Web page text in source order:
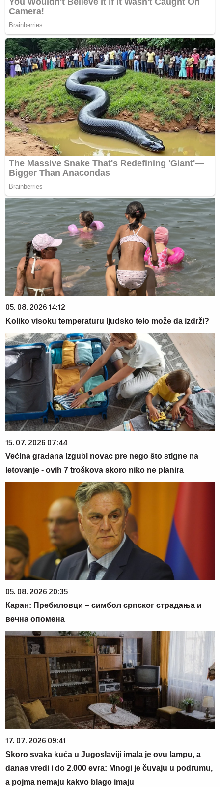
05. 08. 2026 14:12
Koliko visoku temperaturu ljudsko telo može da izdrži?
15. 07. 2026 07:44
Većina građana izgubi novac pre nego što stigne na
letovanje - ovih 7 troškova skoro niko ne planira
05. 08. 2026 20:35
Каран: Пребиловци – симбол српског страдања и
вечна опомена
17. 07. 2026 09:41
Skoro svaka kuća u Jugoslaviji imala je ovu lampu, a
danas vredi i do 2.000 evra: Mnogi je čuvaju u podrumu,
a pojma nemaju kakvo blago imaju